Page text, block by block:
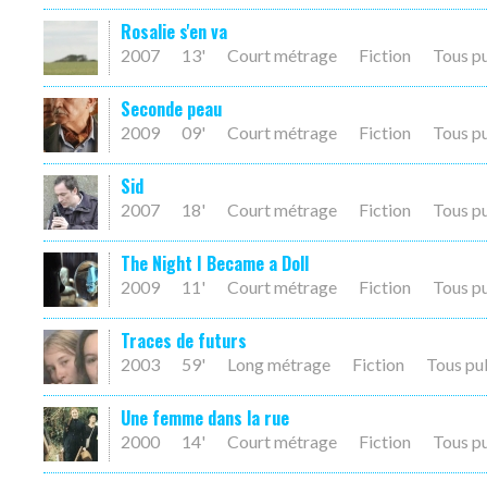
Rosalie s'en va
2007 13' Court métrage Fiction Tous
Seconde peau
2009 09' Court métrage Fiction Tous
Sid
2007 18' Court métrage Fiction Tous
The Night I Became a Doll
2009 11' Court métrage Fiction Tous
Traces de futurs
2003 59' Long métrage Fiction Tous
Une femme dans la rue
2000 14' Court métrage Fiction Tous